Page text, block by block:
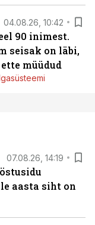
04.08.26, 10:42
90 inimest.
seisak on läbi,
müüdud
07.08.26, 14:19
aasta siht on